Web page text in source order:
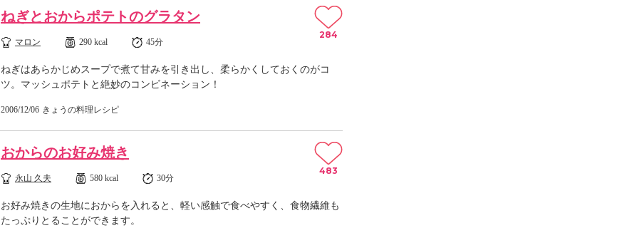
ねぎとおからポテトのグラタン
マロン 290 kcal 45分
ねぎはあらかじめスープで煮て甘みを引き出し、柔らかくしておくのがコ
ツ。マッシュポテトと絶妙のコンビネーション！
2006/12/06 きょうの料理レシピ
284
おからのお好み焼き
永山 久夫 580 kcal 30分
お好み焼きの生地におからを入れると、軽い感触で食べやすく、食物繊維も
たっぷりとることができます。
483